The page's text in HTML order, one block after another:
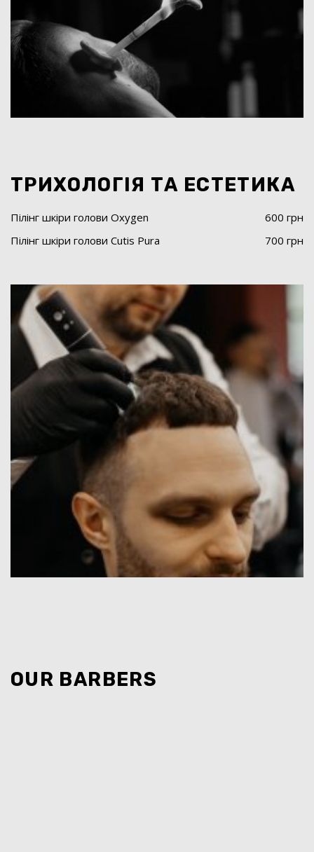
ТРИХОЛОГІЯ ТА ЕСТЕТИКА
Пілінг шкіри голови Oxygen
600 грн
Пілінг шкіри голови Cutis Pura
700 грн
OUR BARBERS